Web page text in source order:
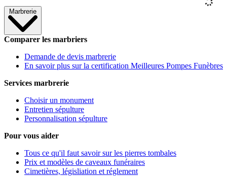
Marbrerie
Comparer les marbriers
Demande de devis marbrerie
En savoir plus sur la certification Meilleures Pompes Funèbres
Services marbrerie
Choisir un monument
Entretien sépulture
Personnalisation sépulture
Pour vous aider
Tous ce qu'il faut savoir sur les pierres tombales
Prix et modèles de caveaux funéraires
Cimetières, législiation et réglement